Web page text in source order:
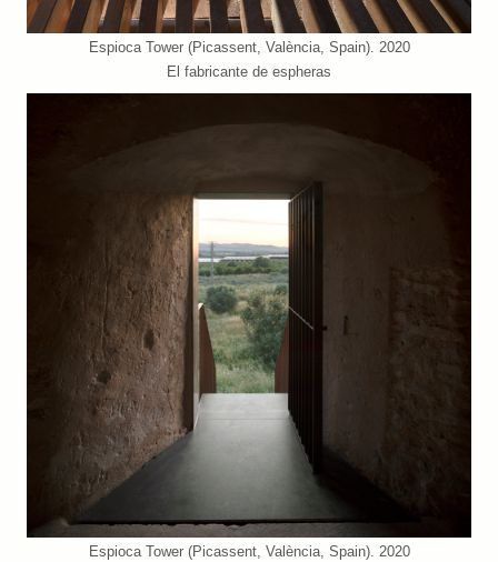
Espioca Tower (Picassent, València, Spain). 2020
El fabricante de espheras
Espioca Tower (Picassent, València, Spain). 2020